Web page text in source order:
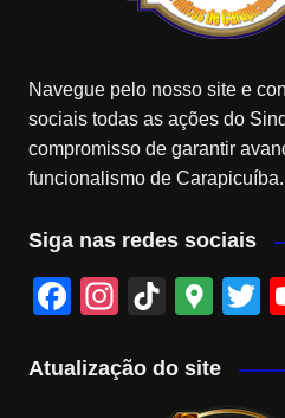
Navegue pelo nosso site e
sociais todas as ações do
compromisso de garantir
funcionalismo de Carapicuíba.
Siga nas redes sociais
F
c
In
a
Ti
T
G
o
T
tt
Atualização do site